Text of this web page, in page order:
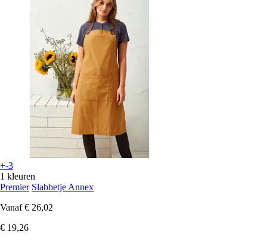
+-3
1 kleuren
Premier Slabbetje Annex
Vanaf € 26,02
€ 19,26